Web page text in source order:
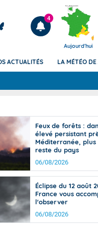
Articles
4
Aujourd'hui
de
Phénomènes
Avertissement
des communes
Bulletins Marine
d'avalanche
Météo des forêts
Vigicrues
ACTUALITÉS LA MÉTÉO
Feux de forêts :
élevé persistant
Méditerranée,
reste du pays
06/08/2026
Éclipse du 12 août
France vous
l'observer
06/08/2026